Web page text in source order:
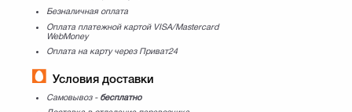
Безналичная оплата
Оплата платежной картой VISA/Mastercard
WebMoney
Оплата на карту через Приват24
Условия доставки
Самовывоз - бесплатно